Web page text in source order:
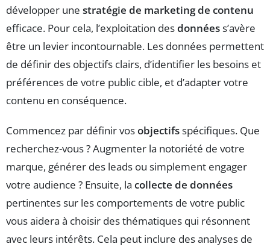
développer une stratégie de marketing de contenu
efficace. Pour cela, l’exploitation desdonnéess’avère
être un levier incontournable. Les données permettent
de définir des objectifs clairs, d’identifier les besoins et
préférences de votre public cible, et d’adapter votre
contenu en conséquence.
Commencez par définir vosobjectifsspécifiques. Que
recherchez-vous ? Augmenter la notoriété de votre
marque, générer des leads ou simplement engager
votre audience ? Ensuite, la collecte de données
pertinentes sur les comportements de votre public
vous aidera à choisir des thématiques qui résonnent
avec leurs intérêts. Cela peut inclure des analyses de